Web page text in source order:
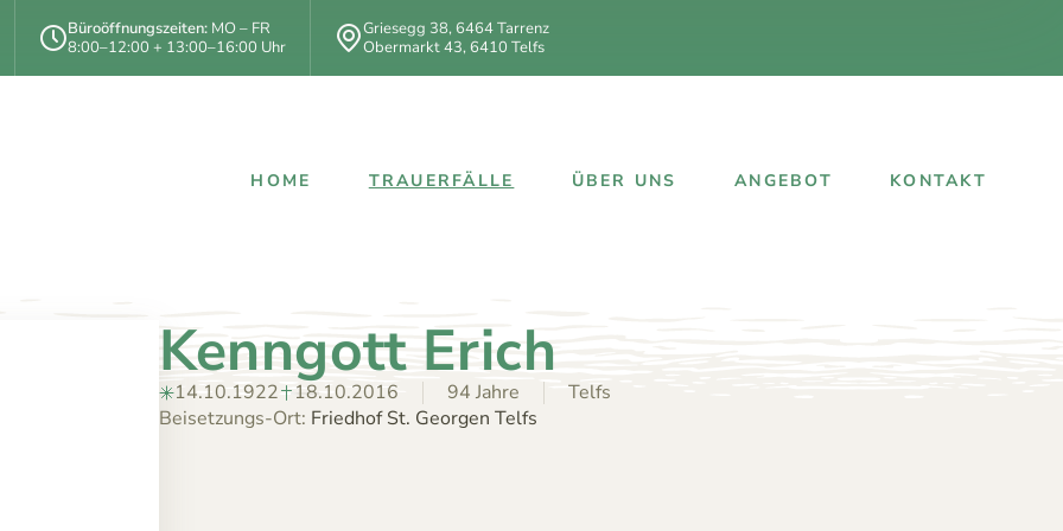
Büroöffnungszeiten: MO – FR
8:00–12:00 + 13:00–16:00 Uhr
Griesegg 38,6464Tarrenz
Obermarkt 43,6410 Telfs
HOME TRAUERFÄLLE ÜBER UNS ANGEBOT KONTAKT
Kenngott Erich
14.10.1922 18.10.2016 94 Jahre
Telfs
Beisetzungs-Ort: Friedhof St. Georgen Telfs